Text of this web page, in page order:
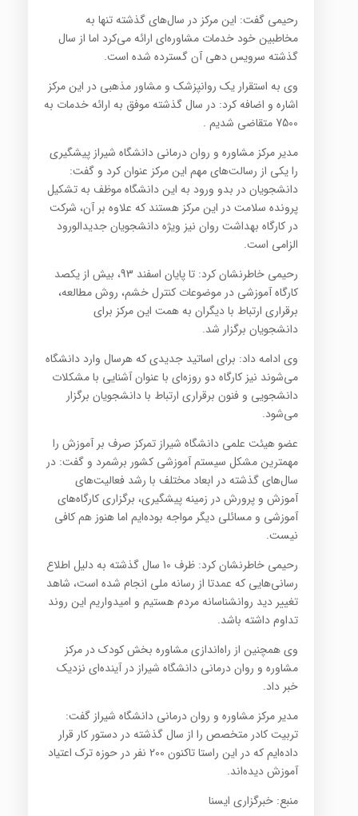
رحیمی گفت: این مرکز در سال‌های گذشته تنها به
مخاطبین خود خدمات مشاوره‌ای ارائه می‌کرد اما از سال
گذشته سرویس دهی آن گسترده شده است.
وی به استقرار یک روانپزشک و مشاور مذهبی در این مرکز
اشاره و اضافه کرد: در سال گذشته موفق به ارائه خدمات به
7500 متقاضی شدیم .
مدیر مرکز مشاوره و روان درمانی دانشگاه شیراز پیشگیری
را یکی از رسالت‌های مهم این مرکز عنوان کرد و گفت:
دانشجویان در بدو ورود به این دانشگاه موظف به تشکیل
پرونده سلامت در این مرکز هستند که علاوه بر آن، شرکت
در کارگاه بهداشت روان نیز ویژه دانشجویان جدیدالورود
الزامی است.
رحیمی خاطرنشان کرد: تا پایان اسفند 93، بیش از یکصد
کارگاه آموزشی در موضوعات کنترل خشم، روش مطالعه،
برقراری ارتباط با دیگران به همت این مرکز برای
دانشجویان برگزار شد.
وی ادامه داد: برای اساتید جدیدی که هرسال وارد دانشگاه
می‌شوند نیز کارگاه دو روزه‌ای با عنوان آشنایی با مشکلات
دانشجویی و فنون برقراری ارتباط با دانشجویان برگزار
می‌شود.
عضو هیئت علمی دانشگاه شیراز تمرکز صرف بر آموزش را
مهمترین مشکل سیستم آموزشی کشور برشمرد و گفت: در
سال‌های گذشته در ابعاد مختلف با رشد فعالیت‌های
آموزش و پرورش در زمینه پیشگیری، برگزاری کارگاه‌های
آموزشی و مسائلی دیگر مواجه بود‌ه‌ایم اما هنوز هم کافی
نیست.
رحیمی خاطرنشان کرد: ظرف 10 سال گذشته به دلیل اطلاع
رسانی‌هایی که عمدتا از رسانه ملی انجام شده است، شاهد
تغییر دید روانشناسانه مردم هستیم و امیدواریم این روند
تداوم داشته باشد.
وی همچنین از راه‌اندازی مشاوره بخش کودک در مرکز
مشاوره و روان درمانی دانشگاه شیراز در آینده‌ای نزدیک
خبر داد.
مدیر مرکز مشاوره و روان درمانی دانشگاه شیراز گفت:
تربیت کادر متخصص را از سال گذشته در دستور کار قرار
داده‌ایم که در این راستا تاکنون 200 نفر در حوزه ترک اعتیاد
آموزش دیده‌اند.
منبع: خبرگزاری ایسنا